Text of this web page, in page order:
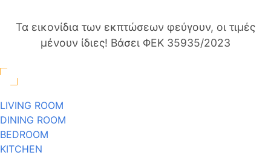
Τα εικονίδια των εκπτώσεων φεύγουν, οι τιμές
μένουν ίδιες! Βάσει ΦΕΚ 35935/2023
LIVING ROOM
DINING ROOM
BEDROOM
KITCHEN